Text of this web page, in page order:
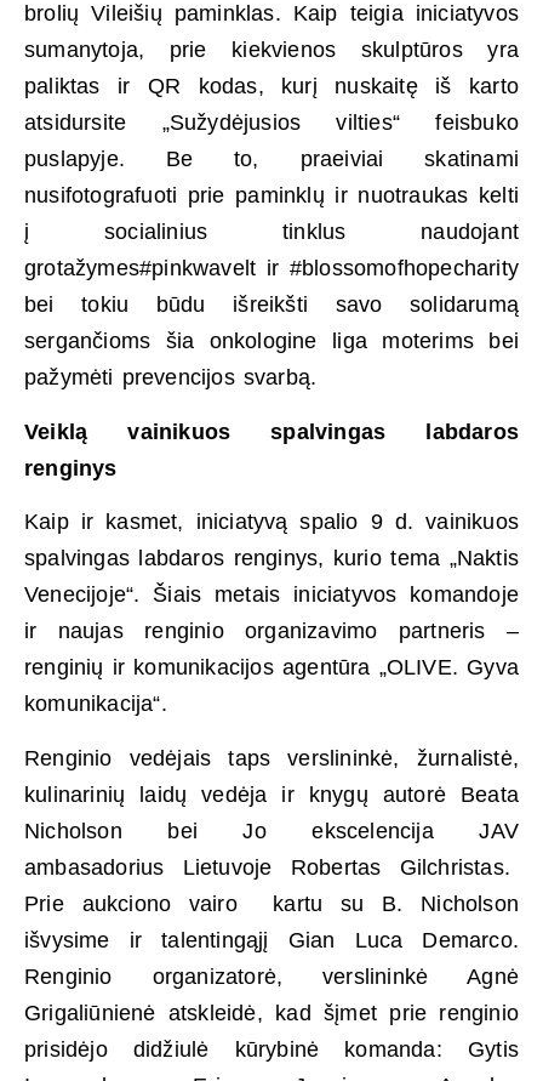
brolių Vileišių paminklas. Kaip teigia iniciatyvos
sumanytoja, prie kiekvienos skulptūros yra
paliktas ir QR kodas, kurį nuskaitę iš karto
atsidursite „Sužydėjusios vilties“ feisbuko
puslapyje. Be to, praeiviai skatinami
nusifotografuoti prie paminklų ir nuotraukas kelti
į socialinius tinklus naudojant
grotažymes#pinkwavelt ir #blossomofhopecharity
bei tokiu būdu išreikšti savo solidarumą
sergančioms šia onkologine liga moterims bei
pažymėti prevencijos svarbą.
Veiklą vainikuos spalvingas labdaros
renginys
Kaip ir kasmet, iniciatyvą spalio 9 d. vainikuos
spalvingas labdaros renginys, kurio tema „Naktis
Venecijoje“. Šiais metais iniciatyvos komandoje
ir naujas renginio organizavimo partneris –
renginių ir komunikacijos agentūra „OLIVE. Gyva
komunikacija“.
Renginio vedėjais taps verslininkė, žurnalistė,
kulinarinių laidų vedėja ir knygų autorė Beata
Nicholson bei Jo ekscelencija JAV
ambasadorius Lietuvoje Robertas Gilchristas.
Prie aukciono vairo kartu su B. Nicholson
išvysime ir talentingąjį Gian Luca Demarco.
Renginio organizatorė, verslininkė Agnė
Grigaliūnienė atskleidė, kad šįmet prie renginio
prisidėjo didžiulė kūrybinė komanda: Gytis